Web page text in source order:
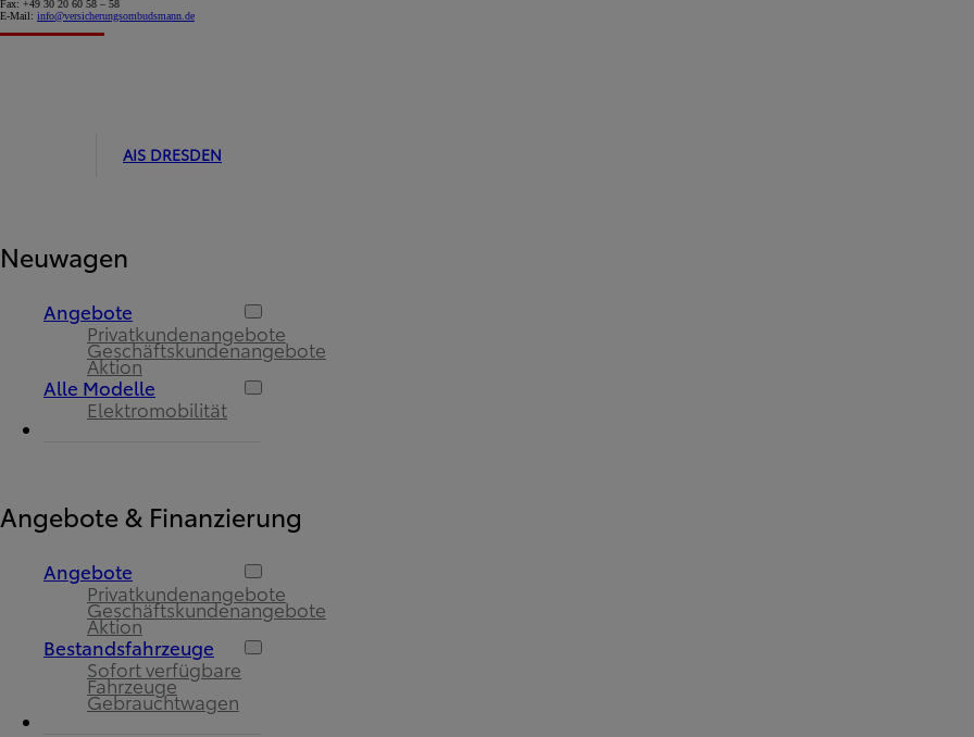
Fax: +49 30 20 60 58 – 58
E-Mail: info@versicherungsombudsmann.de
AIS DRESDEN
Neuwagen
Angebote
Privatkundenangebote
Geschäftskundenangebote
Aktion
Alle Modelle
Elektromobilität
Angebote & Finanzierung
Angebote
Privatkundenangebote
Geschäftskundenangebote
Aktion
Bestandsfahrzeuge
Sofort verfügbare
Fahrzeuge
Gebrauchtwagen